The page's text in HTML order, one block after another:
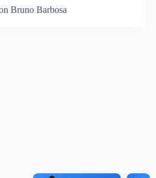
Bruno Barbosa